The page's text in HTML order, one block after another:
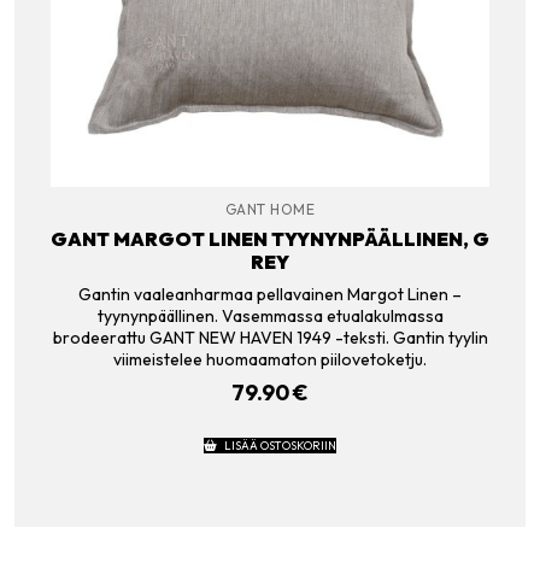
GANT HOME
GANT MARGOT LINEN TYYNYNPÄÄLLINEN, G
REY
Gantin vaaleanharmaa pellavainen Margot Linen –
tyynynpäällinen. Vasemmassa etualakulmassa
brodeerattu GANT NEW HAVEN 1949 -teksti. Gantin tyylin
viimeistelee huomaamaton piilovetoketju.
79.90€
LISÄÄ OSTOSKORIIN